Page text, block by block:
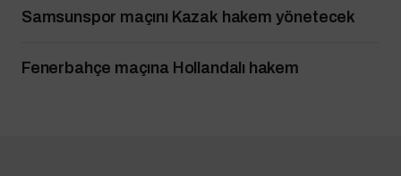
Samsunspor maçını Kazak hakem yönetecek
Fenerbahçe maçına Hollandalı hakem